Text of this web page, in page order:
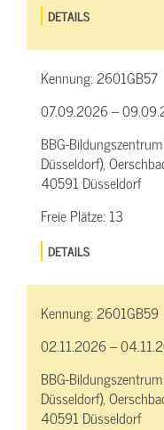
DETAILS
Kennung:2601GB57
07.09.2026 –
BBG-
Düsseldorf),
40591 Düsseldorf
Freie Plätze: 13
DETAILS
Kennung:2601GB59
02.11.2026 –
BBG-
Düsseldorf),
40591 Düsseldorf